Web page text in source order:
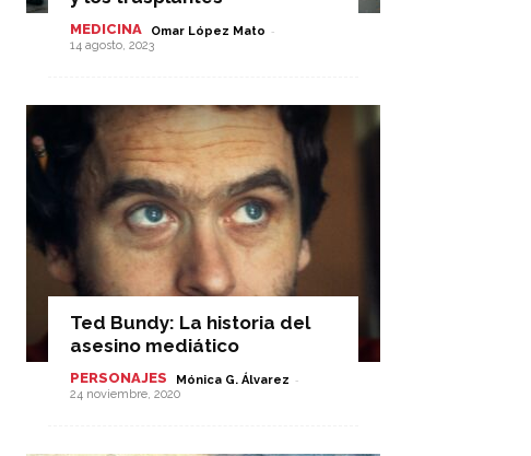
MEDICINA Omar López Mato -
14 agosto, 2023
Ted Bundy: La historia del
asesino mediático
PERSONAJES Mónica G. Álvarez -
24 noviembre, 2020